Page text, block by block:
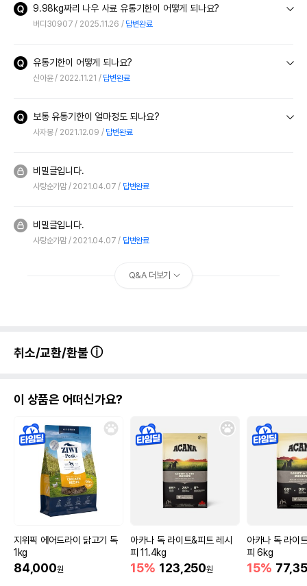
법에 의한 인증,허가 등을
받았음을 확인할수 있는
제조국 또는 원산지 캐나다
수입자를 함께 표기
Petcurean Pet Nutrition//이글벳
AS책임자와 전화번호
또는 소비자상담 관련
전화번호
어바웃펫//1644-9601
유통기한이 최소 2026.12.06이거나 그
유통기한을 따릅니다.
9.98kg짜리 나우 사료 유통기한이 어떻게 되나요?
버디30907 2025.11.26 답변완료
유통기한이 어떻게 되나요?
신아윤 2022.11.21 답변완료
보통 유통기한이 얼마정도 되나요?
사자몽 2021.12.09 답변완료
비밀글입니다.
사탕순가맘 2021.04.07 답변완료
비밀글입니다.
사탕순가맘 2021.04.07 답변완료
Q&A 더보기
취소/교환/환불
이 상품은 어떠신가요?
지위픽 에어드라이 닭고기 독
1kg
84,000원
아카나 독 라이트&피트 레시
피 11.4kg
15% 123,250원
아카나 독 라이
피 6kg
15%